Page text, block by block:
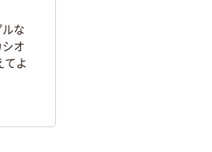
な
オ
てよ